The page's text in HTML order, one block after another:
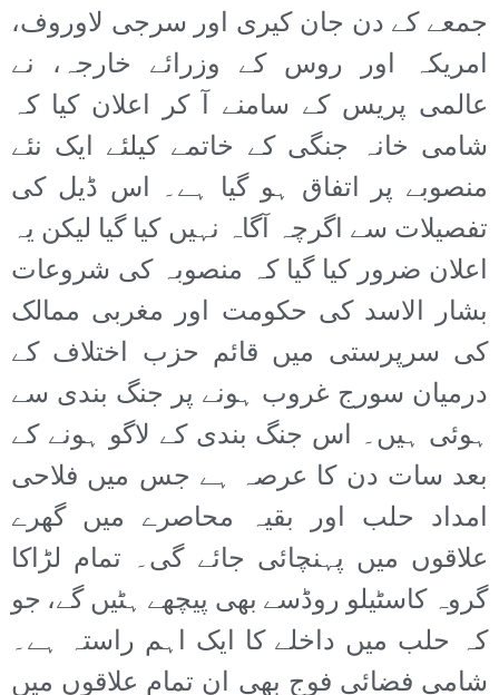
جمعے کے دن جان کیری اور سرجی لاوروف،
امریکہ اور روس کے وزرائے خارجہ، نے
عالمی پریس کے سامنے آ کر اعلان کیا کہ
شامی خانہ جنگی کے خاتمے کیلئے ایک نئے
منصوبے پر اتفاق ہو گیا ہے۔ اس ڈیل کی
تفصیلات سے اگرچہ آگاہ نہیں کیا گیا لیکن یہ
اعلان ضرور کیا گیا کہ منصوبہ کی شروعات
بشار الاسد کی حکومت اور مغربی ممالک
کی سرپرستی میں قائم حزب اختلاف کے
درمیان سورج غروب ہونے پر جنگ بندی سے
ہوئی ہیں۔ اس جنگ بندی کے لاگو ہونے کے
بعد سات دن کا عرصہ ہے جس میں فلاحی
امداد حلب اور بقیہ محاصرے میں گھرے
علاقوں میں پہنچائی جائے گی۔ تمام لڑاکا
گروہ کاسٹیلو روڈسے بھی پیچھے ہٹیں گے، جو
کہ حلب میں داخلے کا ایک اہم راستہ ہے۔
شامی فضائی فوج بھی ان تمام علاقوں میں